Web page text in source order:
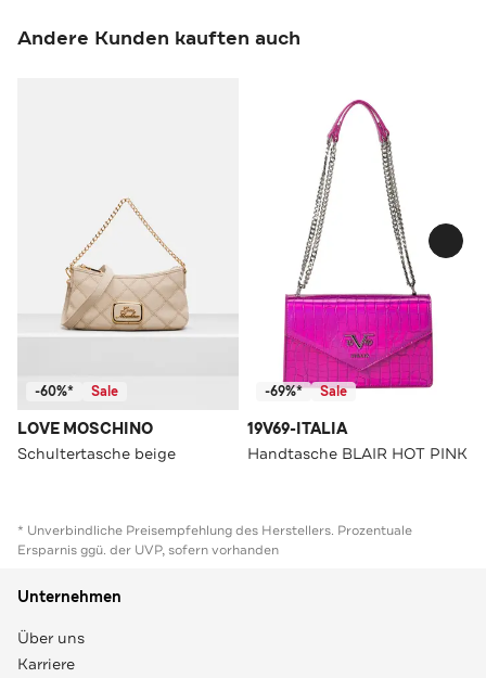
Andere Kunden kauften auch
-60%* Sale
LOVE MOSCHINO
Schultertasche beige
-69%* Sale
19V69-ITALIA
Handtasche BLAIR HOT PINK
* Unverbindliche Preisempfehlung des Herstellers. Prozentuale
Ersparnis ggü. der UVP, sofern vorhanden
Unternehmen
Über uns
Karriere